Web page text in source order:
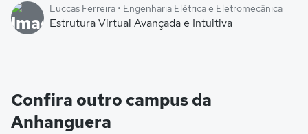
Luccas Ferreira • Engenharia Elétrica e Eletromecânica
Estrutura Virtual Avançada e Intuitiva
Confira outro campus da
Anhanguera